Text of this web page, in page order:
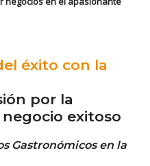
éxito con la
por la
exitoso
Gastronómicos en la